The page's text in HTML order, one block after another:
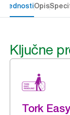
prednostiOpis
Ključne
Tork